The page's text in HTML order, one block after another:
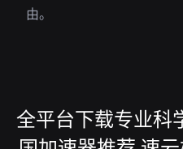
由。
全平台下载专业科